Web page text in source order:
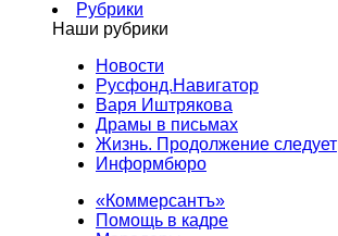
Рубрики
Наши рубрики
Новости
Русфонд.Навигатор
Варя Иштрякова
Драмы в письмах
Жизнь. Продолжение следует
Информбюро
«Коммерсантъ»
Помощь в кадре